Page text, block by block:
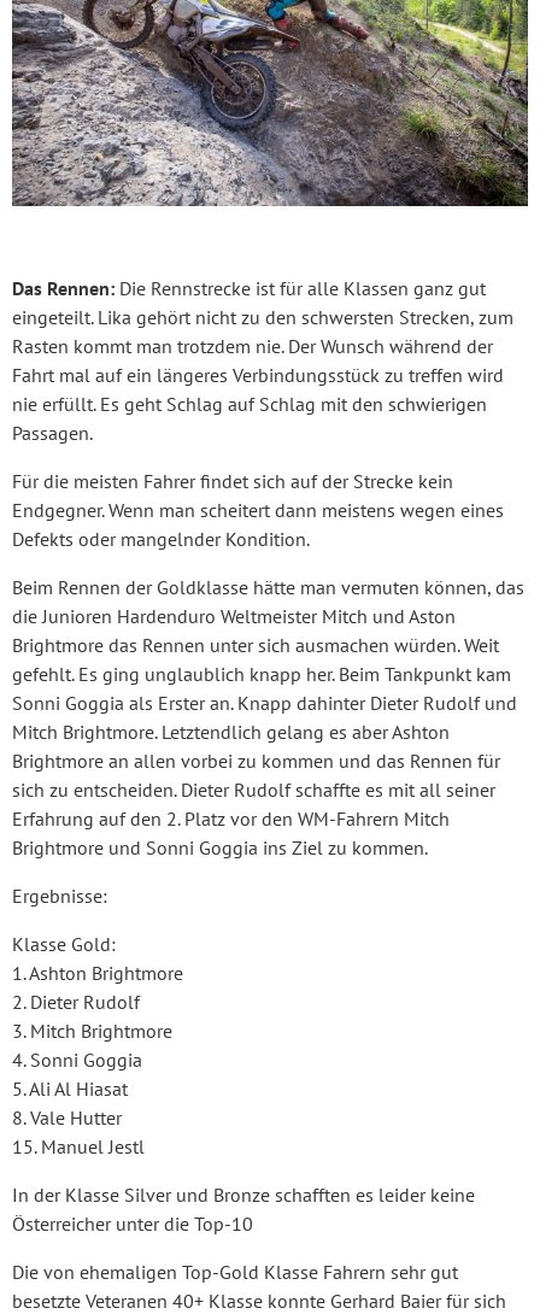
Das Rennen: Die Rennstrecke ist für alle Klassen ganz gut
eingeteilt. Lika gehört nicht zu den schwersten Strecken, zum
Rasten kommt man trotzdem nie. Der Wunsch während der
Fahrt mal auf ein längeres Verbindungsstück zu treffen wird
nie erfüllt. Es geht Schlag auf Schlag mit den schwierigen
Passagen.
Für die meisten Fahrer findet sich auf der Strecke kein
Endgegner. Wenn man scheitert dann meistens wegen eines
Defekts oder mangelnder Kondition.
Beim Rennen der Goldklasse hätte man vermuten können, das
die Junioren Hardenduro Weltmeister Mitch und Aston
Brightmore das Rennen unter sich ausmachen würden. Weit
gefehlt. Es ging unglaublich knapp her. Beim Tankpunkt kam
Sonni Goggia als Erster an. Knapp dahinter Dieter Rudolf und
Mitch Brightmore. Letztendlich gelang es aber Ashton
Brightmore an allen vorbei zu kommen und das Rennen für
sich zu entscheiden. Dieter Rudolf schaffte es mit all seiner
Erfahrung auf den 2. Platz vor den WM-Fahrern Mitch
Brightmore und Sonni Goggia ins Ziel zu kommen.
Ergebnisse:
Klasse Gold:
1. Ashton Brightmore
2. Dieter Rudolf
3. Mitch Brightmore
4. Sonni Goggia
5. Ali Al Hiasat
8. Vale Hutter
15. Manuel Jestl
In der Klasse Silver und Bronze schafften es leider keine
Österreicher unter die Top-10
Die von ehemaligen Top-Gold Klasse Fahrern sehr gut
besetzte Veteranen 40+ Klasse konnte Gerhard Baier für sich